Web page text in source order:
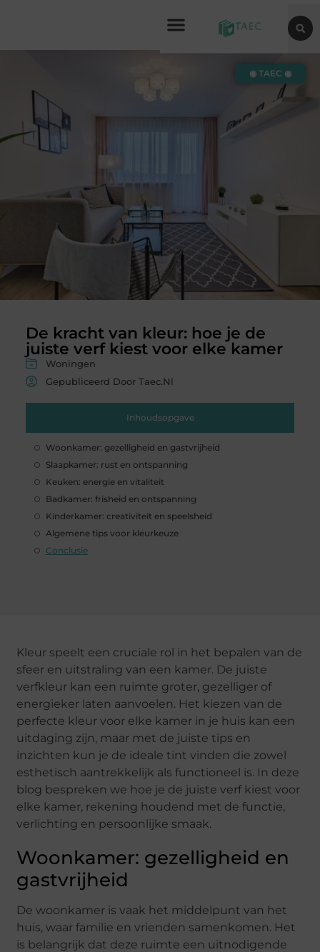
De kracht van kleur: hoe je de
juiste verf kiest voor elke kamer
Woningen
Gepubliceerd Door Taec.nl
Inhoudsopgave
Woonkamer: gezelligheid en gastvrijheid
Slaapkamer: rust en ontspanning
Keuken: energie en vitaliteit
Badkamer: frisheid en ontspanning
Kinderkamer: creativiteit en speelsheid
Algemene tips voor kleurkeuze
Conclusie
◉ TAEC ◉
Kleur speelt een cruciale rol in het bepalen van de
sfeer en uitstraling van een kamer. De juiste
verfkleur kan een ruimte groter, gezelliger of
energieker laten aanvoelen. Het kiezen van de
perfecte kleur voor elke kamer in je huis kan een
uitdaging zijn, maar met de juiste tips en
inzichten kun je de ideale tint vinden die zowel
esthetisch aantrekkelijk als functioneel is. In deze
blog bespreken we hoe je de juiste verf kiest voor
elke kamer, rekening houdend met de functie,
verlichting en persoonlijke smaak.
Woonkamer: gezelligheid en
gastvrijheid
De woonkamer is vaak het middelpunt van het
huis, waar familie en vrienden samenkomen. Het
is belangrijk dat deze ruimte een uitnodigende